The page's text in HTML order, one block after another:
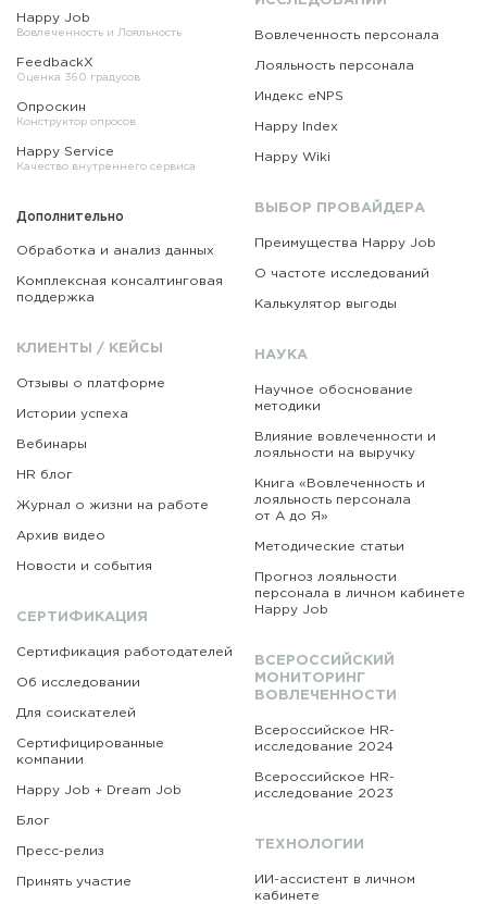
Happy Job
Вовлеченность и Лояльность
FeedbackX
Оценка 360 градусов
Опроскин
Конструктор опросов
Happy Service
Качество внутреннего сервиса
Дополнительно
Обработка и анализ данных
Комплексная консалтинговая
поддержка
КЛИЕНТЫ / КЕЙСЫ
Отзывы о платформе
Истории успеха
Вебинары
HR блог
Журнал о жизни на работе
Архив видео
Новости и события
СЕРТИФИКАЦИЯ
Сертификация работодателей
Об исследовании
Для соискателей
Сертифицированные
компании
Happy Job + Dream Job
Блог
Пресс-релиз
Принять участие
Вовлеченность персонала
Лояльность персонала
Индекс eNPS
Happy Index
Happy Wiki
ВЫБОР ПРОВАЙДЕРА
Преимущества Happy Job
О частоте исследований
Калькулятор выгоды
НАУКА
Научное обоснование
методики
Влияние вовлеченности и
лояльности на выручку
Книга «Вовлеченность и
лояльность персонала
от А до Я»
Методические статьи
Прогноз лояльности
персонала в личном кабинете
Happy Job
ВСЕРОССИЙСКИЙ
МОНИТОРИНГ
ВОВЛЕЧЕННОСТИ
Всероссийское HR-
исследование 2024
Всероссийское HR-
исследование 2023
ТЕХНОЛОГИИ
ИИ-ассистент в личном
кабинете